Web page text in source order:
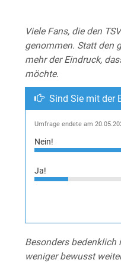
Viele Fans, die den
genommen. Statt den
mehr der Eindruck,
möchte.
Sind Sie mit der
Umfrage endete am
Nein!
Ja!
Besonders bedenklich
weniger bewusst